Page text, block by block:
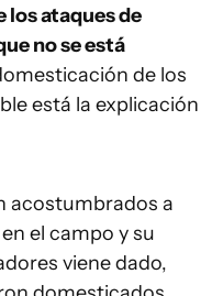
los ataques de
no se está
de los
está la explicación
acostumbrados a
el campo y su
viene dado,